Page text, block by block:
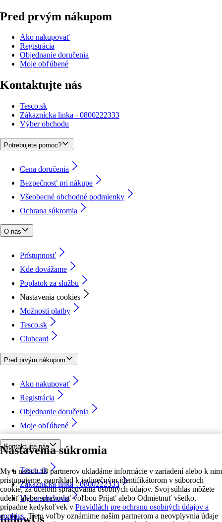
Nastavenia súkromia
My a našich 18 partnerov ukladáme informácie v zariadení alebo k nim
pristupujeme, napríklad k jedinečným identifikátorom v súboroch
cookie, za účelom spracúvania osobných údajov. Svoj súhlas môžete
udeliť alebo spravovať voľbou Prijať alebo Odmietnuť všetko,
prípadne kedykoľvek v Pravidlách pre ochranu osobných údajov a
cookies. Tieto voľby oznámime našim partnerom a neovplyvnia údaje
Pred prvým nákupom
Ako nakupovať
Registrácia
Objednanie doručenia
Moje obľúbené
Kontaktujte nás
Tesco.sk
Zákaznícka linka - 0800222333
Výber obchodu
Potrebujete pomoc?
Cena doručenia
Bezpečnosť pri nákupe
Všeobecné obchodné podmienky
Ochrana súkromia
O nás
Prístupnosť
Kde dovážame
Poplatok za službu
Nastavenia cookies
Možnosti platby
Tesco.sk
Clubcard
Pred prvým nákupom
Ako nakupovať
Registrácia
Objednanie doručenia
Moje obľúbené
Kontaktujte nás
Tesco.sk
Zákaznícka linka - 0800222333
Výber obchodu
followUs